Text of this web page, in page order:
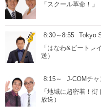
「スクール革命！」
8:30～8:55
Tokyo
「はなわ&ビートレ
送）
8:15～
J-COMチ
「地域に超密着！
放送）